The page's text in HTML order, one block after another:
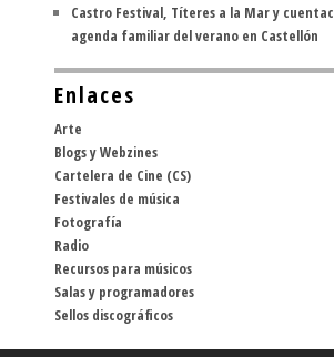
Castro Festival, Títeres a la Mar y
agenda familiar del verano en Castellón
Enlaces
Arte
Blogs y Webzines
Cartelera de Cine (CS)
Festivales de música
Fotografía
Radio
Recursos para músicos
Salas y programadores
Sellos discográficos